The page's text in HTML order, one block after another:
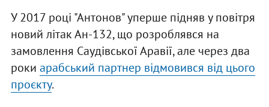
У 2017 році "Антонов" уперше підняв у повітря
новий літак Ан-132, що розроблявся на
замовлення Саудівської Аравії, але через два
роки арабський партнер відмовився від цього
проєкту.